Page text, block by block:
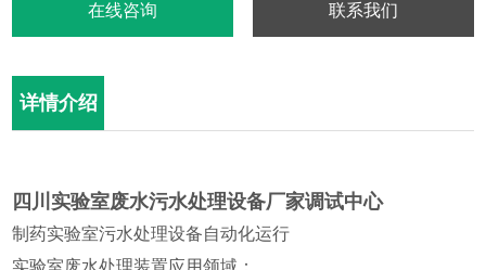
在线咨询 联系我们
详情介绍
四川实验室废水污水处理设备厂家调试中心
制药实验室污水处理设备自动化运行
实验室废水处理装置应用领域：